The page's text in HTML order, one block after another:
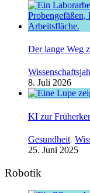
Der lange Weg
8. Juli 2026
KI zur
Gesundheit,
25. Juni 2025
Robotik